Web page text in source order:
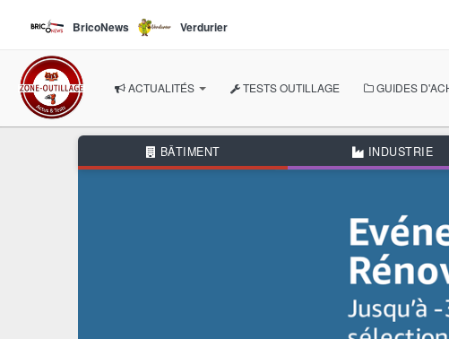
BricoNews Verdurier
ACTUALITÉS
NOS THÉMATIQUES
TESTS OUTILLAGE GUIDES
BÂTIMENT INDUSTRIE